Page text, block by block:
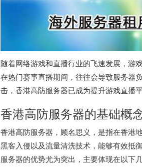
随着网络游戏和直播行业的飞速发展，游
在热门赛事直播期间，往往会导致服务器
击，香港高防服务器已成为提升游戏直播
香港高防服务器的基础概
香港高防服务器，顾名思义，是指在香港
黑客入侵以及流量清洗技术，能够有效抵
服务器的优势尤为突出，主要体现在以下